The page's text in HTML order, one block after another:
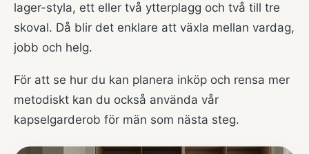
lager-styla, ett eller två ytterplagg och två till tre
skoval. Då blir det enklare att växla mellan vardag,
jobb och helg.
För att se hur du kan planera inköp och rensa mer
metodiskt kan du också använda vår
kapselgarderob för män som nästa steg.